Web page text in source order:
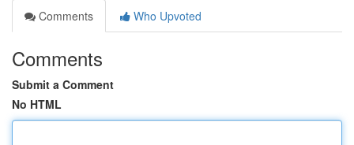
Comments
Who Upvoted
Comments
Submit a Comment
No HTML